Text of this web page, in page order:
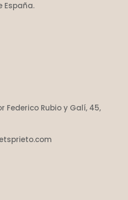
España.
Federico Rubio y Galí, 45,